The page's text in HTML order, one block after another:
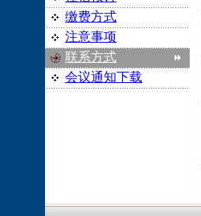
缴费方式
注意事项
联系方式
会议通知下载